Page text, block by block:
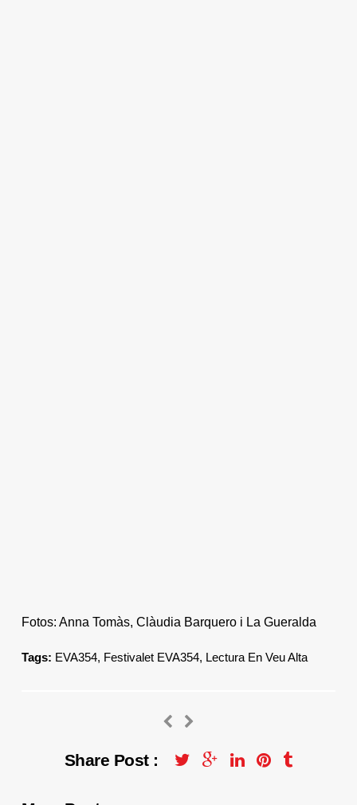
Fotos: Anna Tomàs, Clàudia Barquero i La Gueralda
Tags: EVA354, Festivalet EVA354, Lectura En Veu Alta
Share Post :